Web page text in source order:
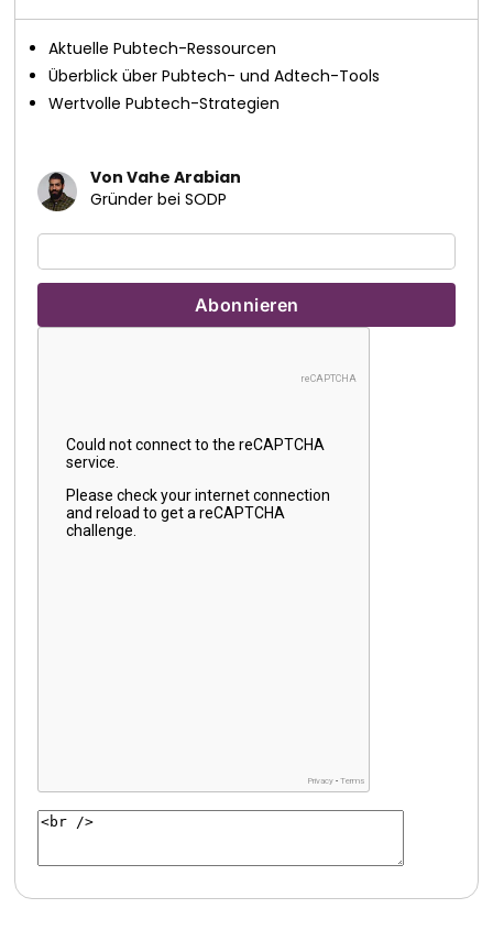
Aktuelle Pubtech-Ressourcen
Überblick über Pubtech- und Adtech-Tools
Wertvolle Pubtech-Strategien
Von Vahe Arabian
Gründer bei SODP